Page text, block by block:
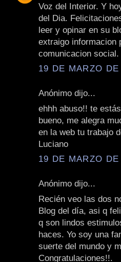
Voz del Interior. Y
del Dia.
leer y opinar en su
extraigo informacion
comunicacion
19 DE MARZO
Anónimo dijo...
ehhh abuso!! te
bueno, me alegra
en la web tu trabajo
Luciano
19 DE MARZO
Anónimo dijo...
Recién veo las dos
Blog del día, asi q
q son lindos
haces. Yo soy una
suerte del mundo y
Congratulaciones!!.